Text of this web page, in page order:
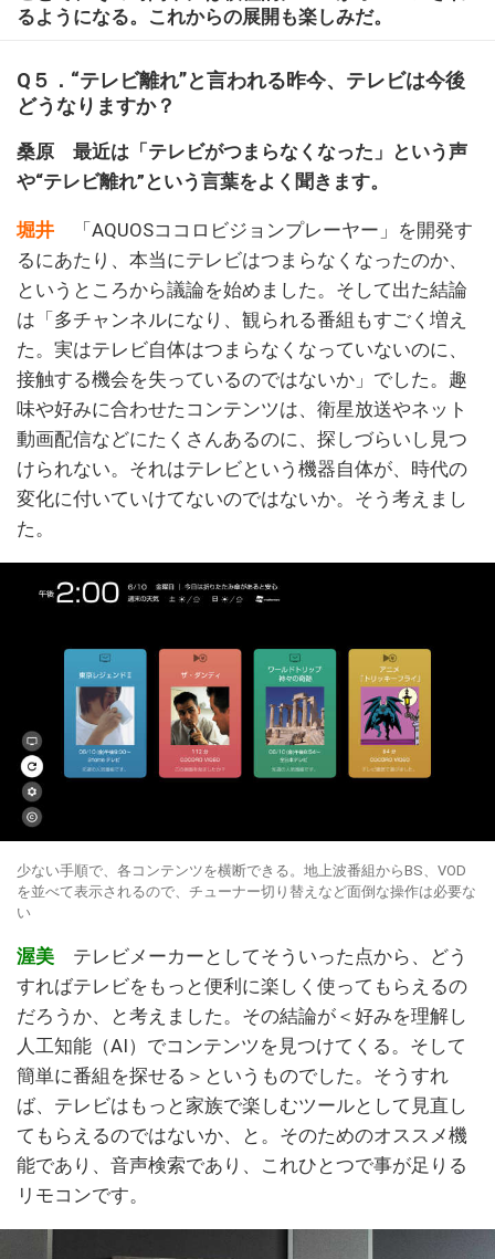
るようになる。これからの展開も楽しみだ。
Q５．“テレビ離れ”と言われる昨今、テレビは今後
どうなりますか？
桑原 最近は「テレビがつまらなくなった」という声
や“テレビ離れ”という言葉をよく聞きます。
堀井 「AQUOSココロビジョンプレーヤー」を開発す
るにあたり、本当にテレビはつまらなくなったのか、
というところから議論を始めました。そして出た結論
は「多チャンネルになり、観られる番組もすごく増え
た。実はテレビ自体はつまらなくなっていないのに、
接触する機会を失っているのではないか」でした。趣
味や好みに合わせたコンテンツは、衛星放送やネット
動画配信などにたくさんあるのに、探しづらいし見つ
けられない。それはテレビという機器自体が、時代の
変化に付いていけてないのではないか。そう考えまし
た。
少ない手順で、各コンテンツを横断できる。地上波番組からBS、VOD
を並べて表示されるので、チューナー切り替えなど面倒な操作は必要な
い
渥美 テレビメーカーとしてそういった点から、どう
すればテレビをもっと便利に楽しく使ってもらえるの
だろうか、と考えました。その結論が＜好みを理解し
人工知能（AI）でコンテンツを見つけてくる。そして
簡単に番組を探せる＞というものでした。そうすれ
ば、テレビはもっと家族で楽しむツールとして見直し
てもらえるのではないか、と。そのためのオススメ機
能であり、音声検索であり、これひとつで事が足りる
リモコンです。